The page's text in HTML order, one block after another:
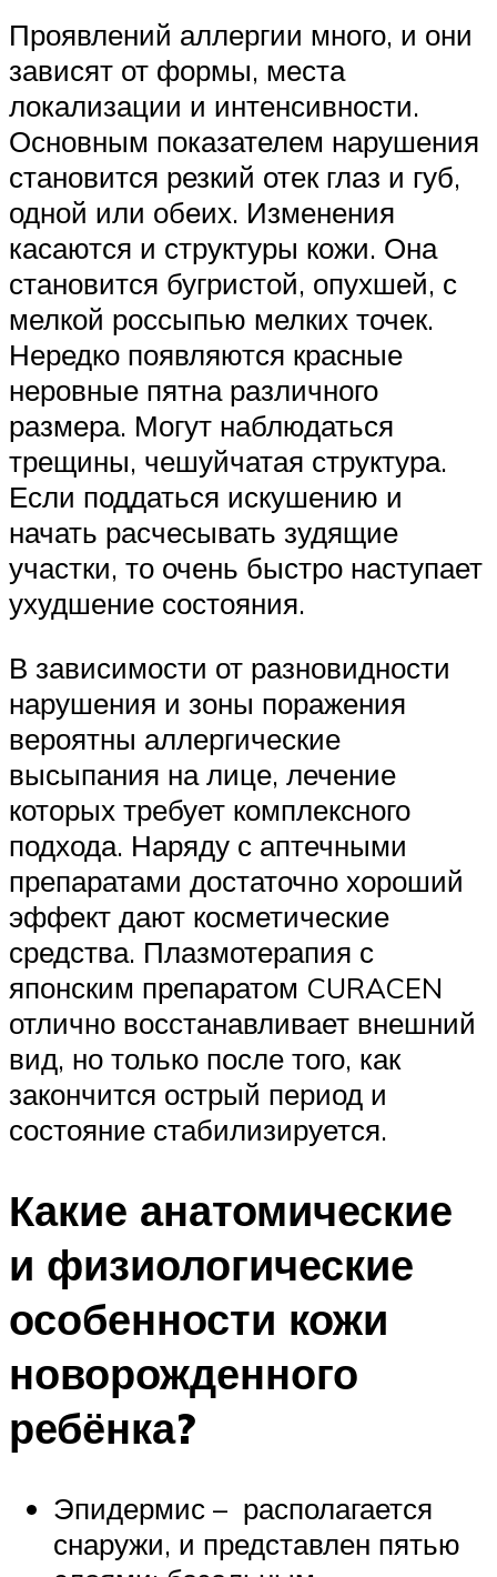
Проявлений аллергии много, и они
зависят от формы, места
локализации и интенсивности.
Основным показателем нарушения
становится резкий отек глаз и губ,
одной или обеих. Изменения
касаются и структуры кожи. Она
становится бугристой, опухшей, с
мелкой россыпью мелких точек.
Нередко появляются красные
неровные пятна различного
размера. Могут наблюдаться
трещины, чешуйчатая структура.
Если поддаться искушению и
начать расчесывать зудящие
участки, то очень быстро наступает
ухудшение состояния.
В зависимости от разновидности
нарушения и зоны поражения
вероятны аллергические
высыпания на лице, лечение
которых требует комплексного
подхода. Наряду с аптечными
препаратами достаточно хороший
эффект дают косметические
средства. Плазмотерапия с
японским препаратом CURACEN
отлично восстанавливает внешний
вид, но только после того, как
закончится острый период и
состояние стабилизируется.
Какие анатомические
и физиологические
особенности кожи
новорожденного
ребёнка?
Эпидермис – располагается
снаружи, и представлен пятью